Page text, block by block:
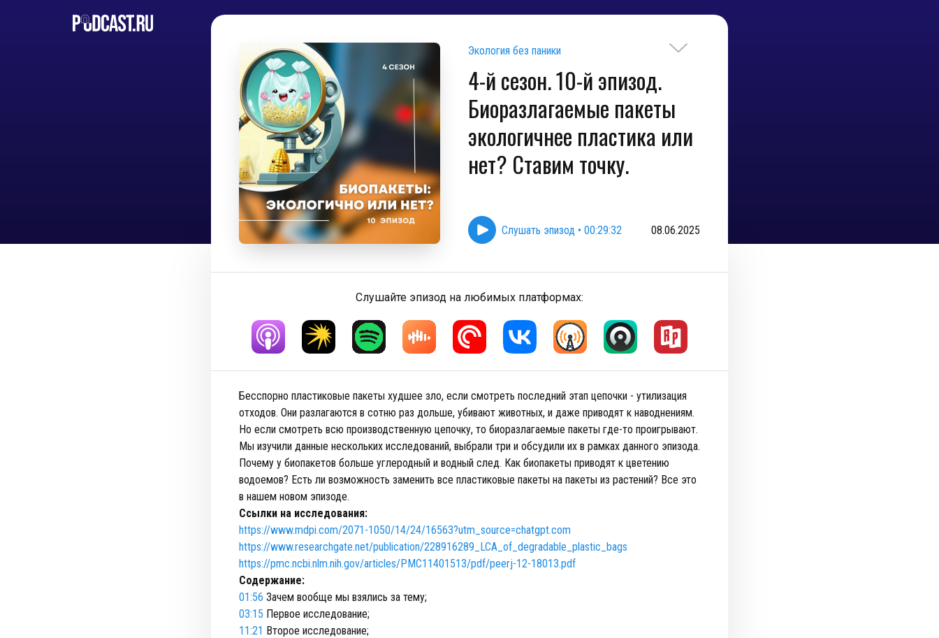
Экология без паники
4-й сезон. 10-й эпизод.
Биоразлагаемые пакеты
экологичнее пластика или
нет? Ставим точку.
Слушать эпизод • 00:29:32 08.06.2025
Слушайте эпизод на любимых платформах:
Бесспорно пластиковые пакеты худшее зло, если смотреть последний этап цепочки - утилизация
отходов. Они разлагаются в сотню раз дольше, убивают животных, и даже приводят к наводнениям.
Но если смотреть всю производственную цепочку, то биоразлагаемые пакеты где-то проигрывают.
Мы изучили данные нескольких исследований, выбрали три и обсудили их в рамках данного эпизода.
Почему у биопакетов больше углеродный и водный след. Как биопакеты приводят к цветению
водоемов? Есть ли возможность заменить все пластиковые пакеты на пакеты из растений? Все это
в нашем новом эпизоде.
Ссылки на исследования:
https://www.mdpi.com/2071-1050/14/24/16563?utm_source=chatgpt.com
https://www.researchgate.net/publication/228916289_LCA_of_degradable_plastic_bags
https://pmc.ncbi.nlm.nih.gov/articles/PMC11401513/pdf/peerj-12-18013.pdf
Содержание:
01:56 Зачем вообще мы взялись за тему;
03:15 Первое исследование;
11:21 Второе исследование;